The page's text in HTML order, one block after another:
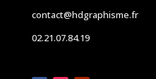
contact@hdgraphisme.fr
02.21.07.84.19